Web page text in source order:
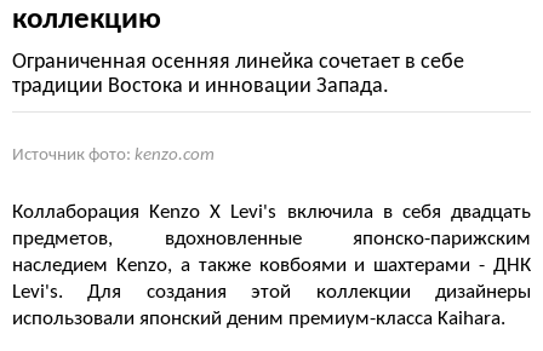
коллекцию
Ограниченная осенняя линейка сочетает в себе
традиции Востока и инновации Запада.
Источник фото: kenzo.com
Коллаборация Kenzo X Levi's включила в себя двадцать
предметов, вдохновленные японско-парижским
наследием Kenzo, а также ковбоями и шахтерами - ДНК
Levi's. Для создания этой коллекции дизайнеры
использовали японский деним премиум-класса Kaihara.